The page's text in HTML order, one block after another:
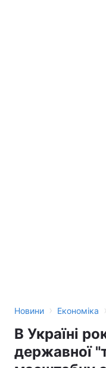
Новини › Економіка ›
В Україні
державної